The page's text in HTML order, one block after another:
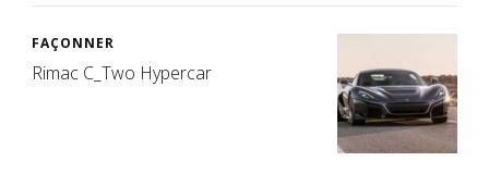
FAÇONNER
Rimac C_Two Hypercar